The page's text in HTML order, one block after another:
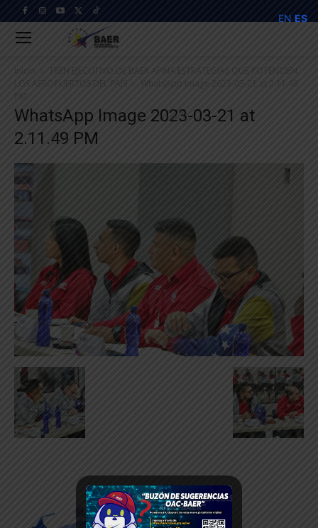
Inicio
TREN EJECUTIVO DE BAER AFINA ESTRATEGIAS QUE POTENCIEN
LOS AEROPUERTOS DEL PAÍS
WhatsApp Image 2023-03-21 at 2.11.49
PM
WhatsApp Image 2023-03-21 at
2.11.49 PM
EN ES